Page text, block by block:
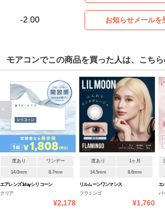
-2.00 お知らせメールを
モアコンでこの商品を買った人は、こち
度あり ワンデー
14.0mm 8.7mm
エアレンズ 1day シリコーン
Wモイスト
クリア
¥2,178
度あり 1ヶ月
14.5mm 8.6mm
リルムーンワンマンス
フラミンゴ
¥1,760
エ
パ
<